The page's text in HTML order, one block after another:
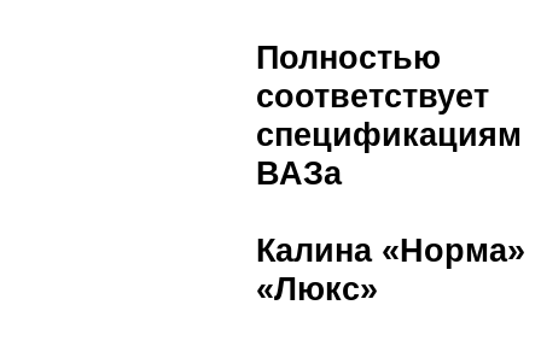
Полностью
соответствует
спецификациям
ВАЗа
Калина «Норма»
«Люкс»